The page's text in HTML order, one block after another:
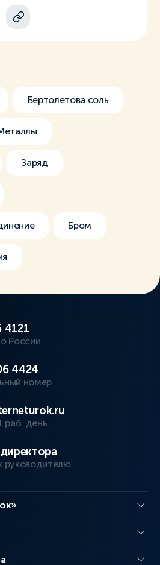
Бертолетова соль
Заряд
Бром
4121
России
4424
номер
раб. день
руководителю